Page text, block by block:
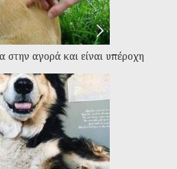
στην αγορά και είναι υπέροχη